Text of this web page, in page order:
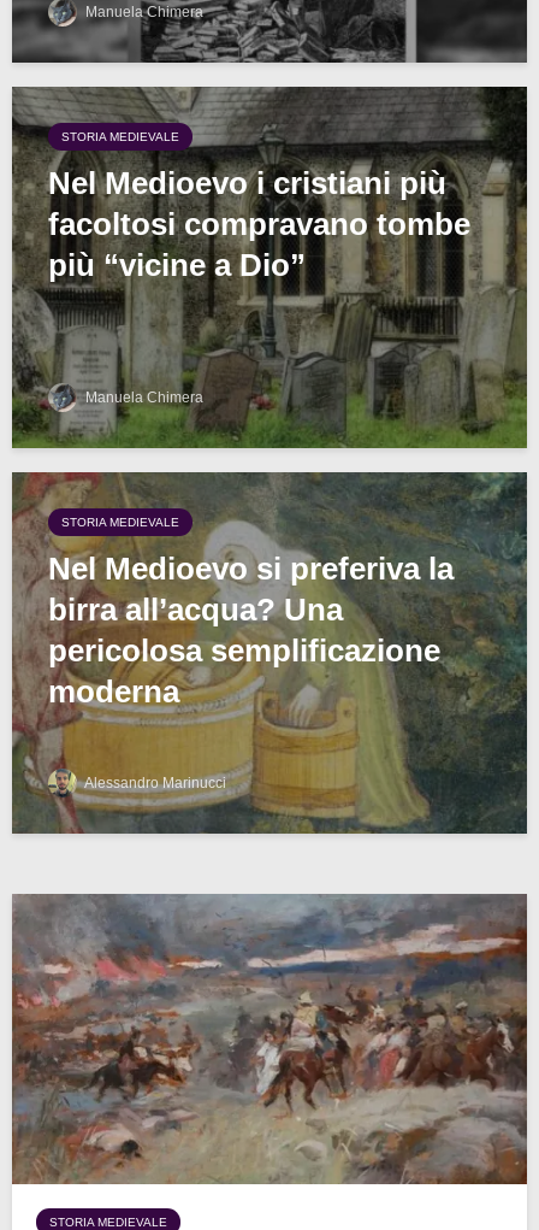
Manuela Chimera
STORIA MEDIEVALE
Nel Medioevo i cristiani più
facoltosi compravano tombe
più “vicine a Dio”
Manuela Chimera
STORIA MEDIEVALE
Nel Medioevo si preferiva la
birra all’acqua? Una
pericolosa semplificazione
moderna
Alessandro Marinucci
STORIA MEDIEVALE